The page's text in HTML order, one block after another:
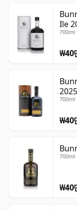
Ile
700ml
₩40
700ml
₩40
700ml
₩40